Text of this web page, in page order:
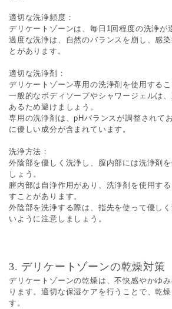
適切な洗浄頻度：
デリケートゾーンは、毎日1回程度の洗浄が
過度な洗浄は、自然のバランスを崩し、感
とがあります。
適切な洗浄剤：
デリケートゾーン専用の洗浄剤を使用するこ
一般的なボディソープやシャワージェルは
あるため避けましょう。
専用の洗浄剤は、pHバランスが調整されて
に優しい成分が含まれています。
洗浄方法：
外陰部を優しく洗浄し、膣内部には洗浄剤
しょう。
膣内部は自浄作用があり、洗浄剤を使用す
すことがあります。
外陰部を洗浄する際は、指先を使って優し
いように注意しましょう。
3. デリケートゾーンの乾燥対策
デリケートゾーンの乾燥は、不快感やかゆ
ります。適切な保湿ケアを行うことで、乾
す。